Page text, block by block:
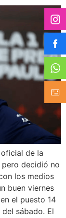
de la
decidió no
los medios
buen viernes
el puesto 14
sábado. El